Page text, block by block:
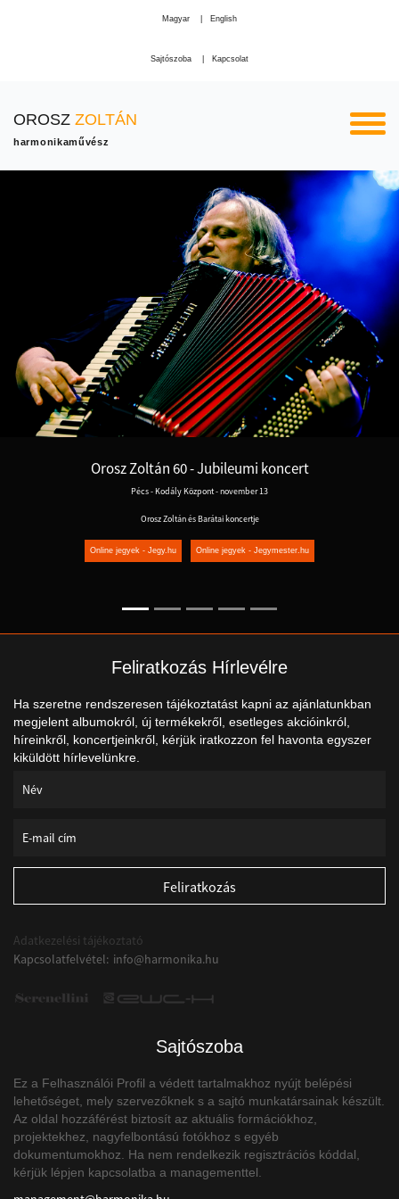
Magyar English
Sajtószoba Kapcsolat
OROSZ ZOLTÁN
harmonikaművész
Orosz Zoltán 60 - Jubileumi koncert
Pécs - Kodály Központ - november 13
Orosz Zoltán és Barátai koncertje
Online jegyek - Jegy.hu Online jegyek - Jegymester.hu
Feliratkozás Hírlevélre
Ha szeretne rendszeresen tájékoztatást kapni az ajánlatunkban
megjelent albumokról, új termékekről, esetleges akcióinkról,
híreinkről, koncertjeinkről, kérjük iratkozzon fel havonta egyszer
kiküldött hírlevelünkre.
Adatkezelési tájékoztató
Kapcsolatfelvétel: info@harmonika.hu
Sajtószoba
Ez a Felhasználói Profil a védett tartalmakhoz nyújt belépési
lehetőséget, mely szervezőknek s a sajtó munkatársainak készült.
Az oldal hozzáférést biztosít az aktuális formációkhoz,
projektekhez, nagyfelbontású fotókhoz s egyéb
dokumentumokhoz. Ha nem rendelkezik regisztrációs kóddal,
kérjük lépjen kapcsolatba a managementtel.